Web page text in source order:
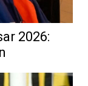
2026: